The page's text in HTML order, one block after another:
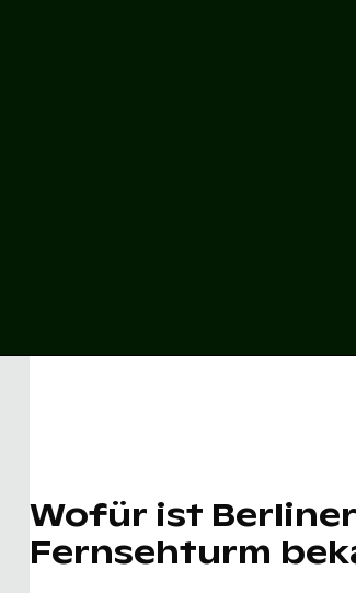
Wofür ist Berliner
Fernsehturm